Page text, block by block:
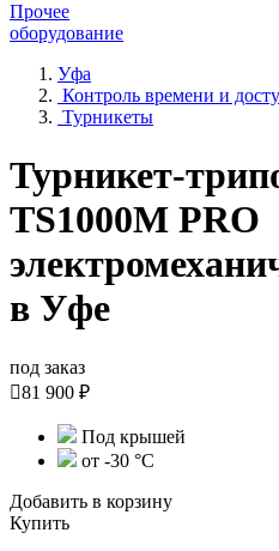
Прочее
оборудование
Уфа
Контроль времени и
Турникеты
Турникет-
TS1000М PRO
в Уфе
под заказ
81 900 ₽
Под крышей
от -30 °С
Добавить в корзину
Купить